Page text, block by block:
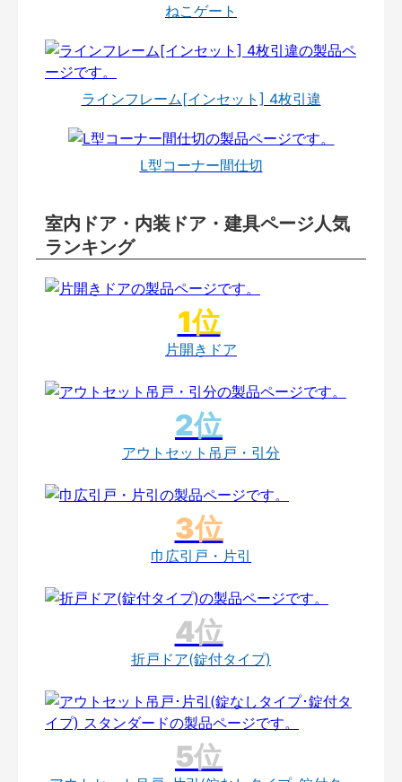
ねこゲート
ラインフレーム[インセット] 4枚引違
L型コーナー間仕切
室内ドア・内装ドア・建具ページ人気
ランキング
片開きドア
アウトセット吊戸・引分
巾広引戸・片引
折戸ドア(錠付タイプ)